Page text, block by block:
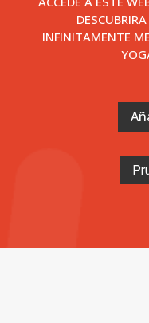
INFINITAMENTE